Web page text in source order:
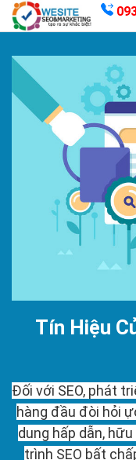
Tín Hiệu
Đối với SEO, phát
hàng đầu đòi hỏi
dung hấp dẫn,
trình SEO bất